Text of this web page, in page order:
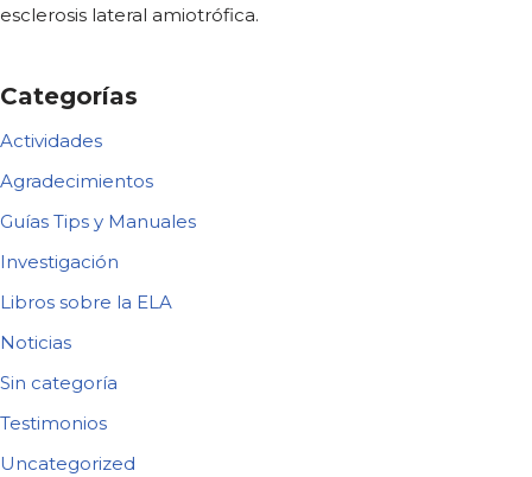
esclerosis lateral amiotrófica.
Categorías
Actividades
Agradecimientos
Guías Tips y Manuales
Investigación
Libros sobre la ELA
Noticias
Sin categoría
Testimonios
Uncategorized